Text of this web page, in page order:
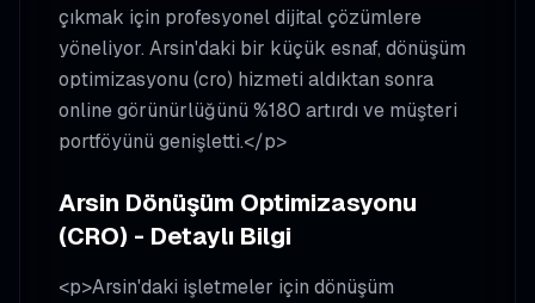
çıkmak için profesyonel dijital çözümlere
yöneliyor. Arsin'daki bir küçük esnaf, dönüşüm
optimizasyonu (cro) hizmeti aldıktan sonra
online görünürlüğünü %180 artırdı ve müşteri
portföyünü genişletti.</p>
Arsin Dönüşüm Optimizasyonu
(CRO) - Detaylı Bilgi
<p>Arsin'daki işletmeler için dönüşüm